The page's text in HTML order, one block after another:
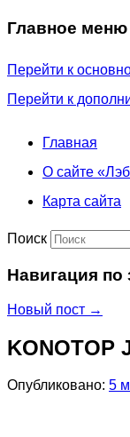
Главное меню
Перейти к
Перейти к
Главная
О сайте
Карта сайта
Поиск
Навигация по
Новый пост →
KONOTOP
Опубликовано: 5